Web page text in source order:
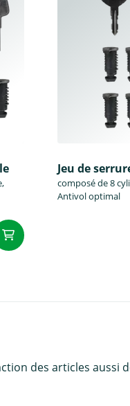
Jeu de
composé de 8
Antivol optimal
des articles aussi